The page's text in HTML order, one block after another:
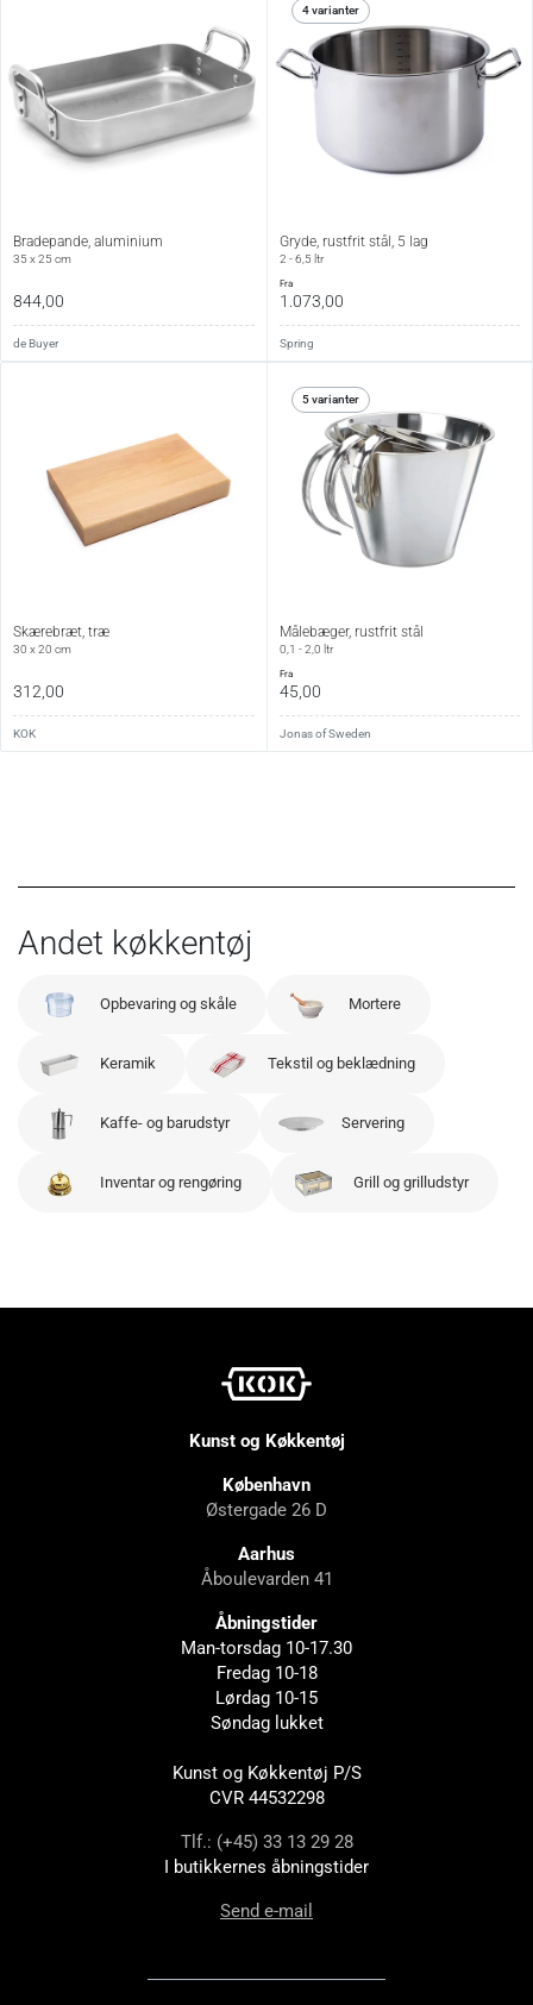
Bradepande, aluminium
35 x 25 cm
844,00
de Buyer
4 varianter
Gryde, rustfrit stål, 5 lag
2 - 6,5 ltr
fra
1.073,00
Spring
Skærebræt, træ
30 x 20 cm
312,00
KOK
5 varianter
Målebæger, rustfrit stål
0,1 - 2,0 ltr
fra
45,00
Jonas of Sweden
Andet køkkentøj
Opbevaring og skåle Mortere
Keramik Tekstil og beklædning
Kaffe- og barudstyr Servering
Inventar og rengøring Grill og grilludstyr
Kunst og Køkkentøj
København
Østergade 26 D
Aarhus
Åboulevarden 41
Åbningstider
Man-torsdag 10-17.30
Fredag 10-18
Lørdag 10-15
Søndag lukket
Kunst og Køkkentøj P/S
CVR 44532298
Tlf.: (+45) 33 13 29 28
I butikkernes åbningstider
Send e-mail